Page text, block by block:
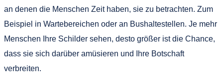
an denen die Menschen Zeit haben, sie zu betrachten. Zum
Beispiel in Wartebereichen oder an Bushaltestellen. Je mehr
Menschen Ihre Schilder sehen, desto größer ist die Chance,
dass sie sich darüber amüsieren und Ihre Botschaft
verbreiten.